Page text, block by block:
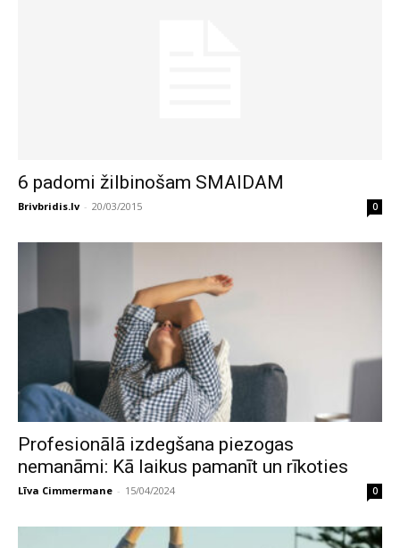
6 padomi žilbinošam SMAIDAM
Brivbridis.lv - 20/03/2015 0
Profesionālā izdegšana piezogas
nemanāmi: Kā laikus pamanīt un rīkoties
Līva Cimmermane - 15/04/2024 0